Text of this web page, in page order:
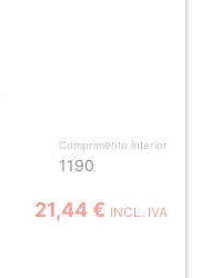
Comprimento interior
1190
21,44 € INCL. IVA